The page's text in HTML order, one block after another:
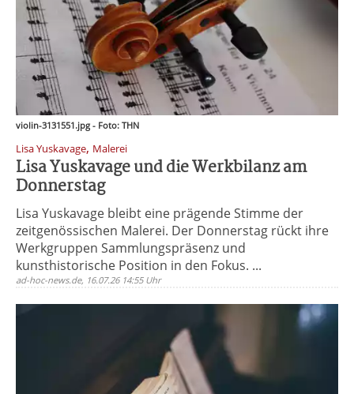
violin-3131551.jpg - Foto: THN
Lisa Yuskavage, Malerei
Lisa Yuskavage und die Werkbilanz am
Donnerstag
Lisa Yuskavage bleibt eine prägende Stimme der
zeitgenössischen Malerei. Der Donnerstag rückt ihre
Werkgruppen Sammlungspräsenz und
kunsthistorische Position in den Fokus. ...
ad-hoc-news.de, 16.07.26 14:55 Uhr